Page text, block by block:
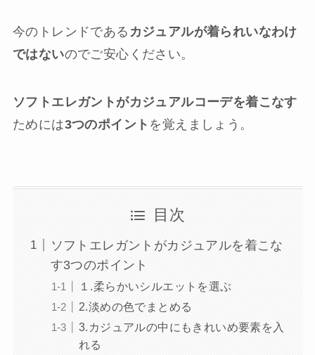
今のトレンドである カジュアルが着られいなわけ
ではないのでご安心ください。
ソフトエレガントがカジュアルコーデを着こなす
ためには3つのポイント を覚えましょう。
目次
ソフトエレガントがカジュアルを着こな
す3つのポイント
１.柔らかいシルエットを選ぶ
2.淡めの色でまとめる
3.カジュアルの中にもきれいめ要素を入
れる